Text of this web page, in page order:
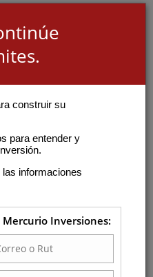
construir su
para entender y
informaciones
Mercurio Inversiones: